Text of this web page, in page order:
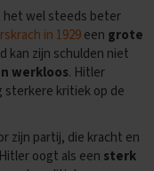
het wel steeds beter
in 1929een grote
kan zijn schulden niet
werkloos. Hitler
sterkere kritiek op de
zijn partij, die kracht en
oogt als een sterk